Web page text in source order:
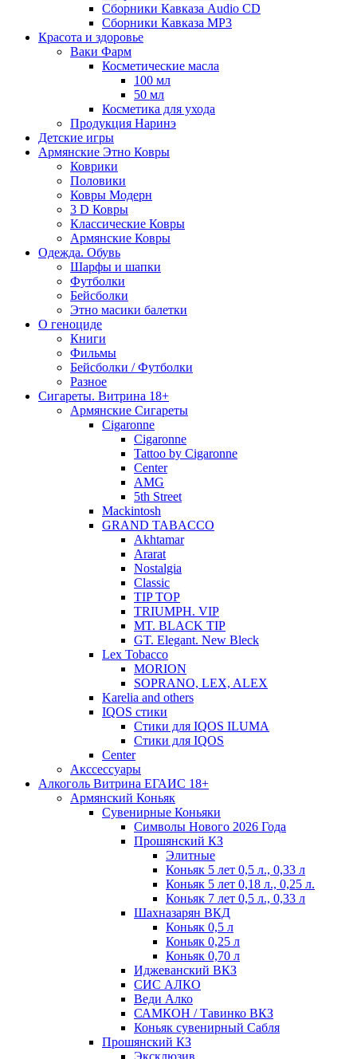
Сборники Кавказа Audio CD
Сборники Кавказа MP3
Красота и здоровье
Ваки Фарм
Косметические масла
100 мл
50 мл
Косметика для ухода
Продукция Наринэ
Детские игры
Армянские Этно Ковры
Коврики
Половики
Ковры Модерн
3 D Ковры
Классические Ковры
Армянские Ковры
Одежда. Обувь
Шарфы и шапки
Футболки
Бейсболки
Этно масики балетки
О геноциде
Книги
Фильмы
Бейсболки / Футболки
Разное
Сигареты. Витрина 18+
Армянские Сигареты
Cigaronne
Cigaronne
Tattoo by Cigaronne
Center
AMG
5th Street
Mackintosh
GRAND TABACCO
Akhtamar
Ararat
Nostalgia
Classic
TIP TOP
TRIUMPH. VIP
MT. BLACK TIP
GT. Elegant. New Bleck
Lex Tobacco
MORION
SOPRANO, LEX, ALEX
Karelia and others
IQOS стики
Стики для IQOS ILUMA
Стики для IQOS
Сenter
Акссессуары
Алкоголь Витрина ЕГАИС 18+
Армянский Коньяк
Сувенирные Коньяки
Символы Нового 2026 Года
Прошянский КЗ
Элитные
Коньяк 5 лет 0,5 л., 0,33 л
Коньяк 5 лет 0,18 л., 0,25 л.
Коньяк 7 лет 0,5 л., 0,33 л
Шахназарян ВКД
Коньяк 0,5 л
Коньяк 0,25 л
Коньяк 0,70 л
Иджеванский ВКЗ
СИС АЛКО
Веди Алко
САМКОН / Тавинко ВКЗ
Коньяк сувенирный Сабля
Прошянский КЗ
Эксклюзив